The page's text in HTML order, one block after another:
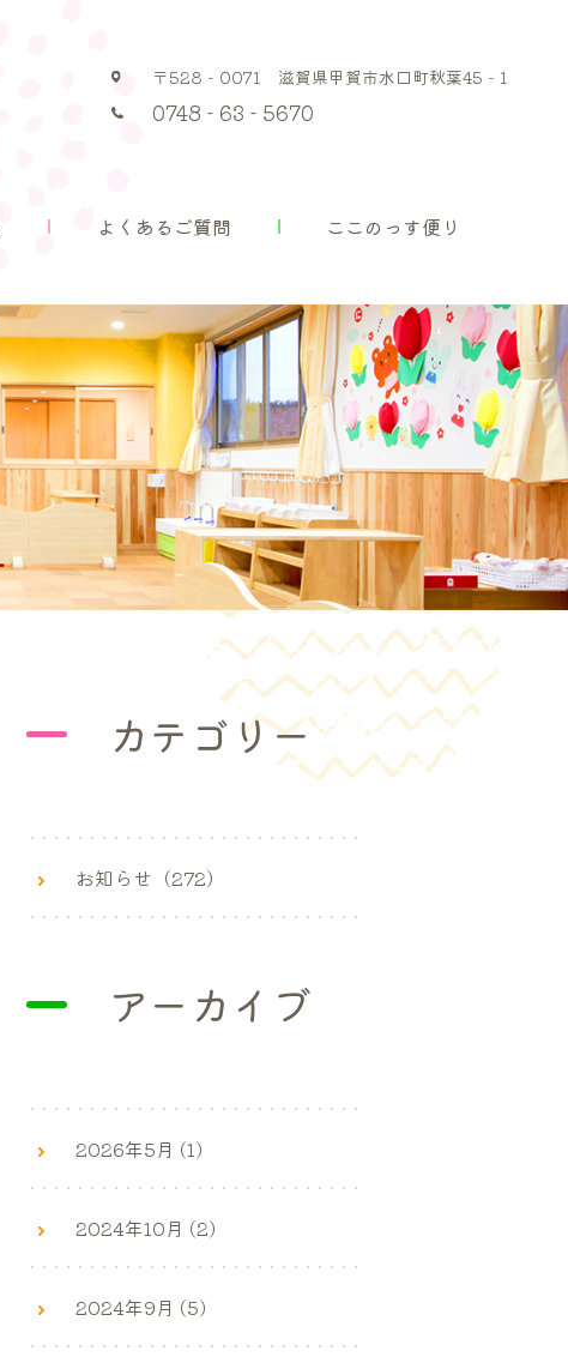
入園案内 よくあるご質問 ここのっす便り
〒528 - 0071 滋賀県甲賀市水口町秋葉45 - 1
0748 - 63 - 5670
よくあるご質問 ここのっす便り
カテゴリー
お知らせ（272）
アーカイブ
2026年5月 (1)
2024年10月 (2)
2024年9月 (5)